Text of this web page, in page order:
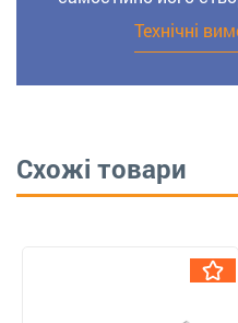
Технічні
Схожі товари